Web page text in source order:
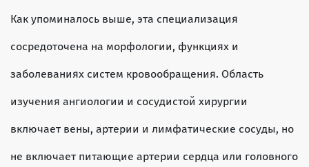
Как упоминалось выше, эта специализация
сосредоточена на морфологии, функциях и
заболеваниях систем кровообращения. Область
изучения ангиологии и сосудистой хирургии
включает вены, артерии и лимфатические сосуды, но
не включает питающие артерии сердца или головного